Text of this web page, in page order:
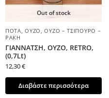
Out of stock
ΠΟΤΆ,ΟΎΖΟ ,ΟΎΖΟ – ΤΣΊΠΟΥΡΟ –
ΡΑΚΉ
ΓΙΑΝΝΑΤΣΗ, ΟΥΖΟ, RETRO,
(0,7Lt)
12,30€
Διαβάστε περισσότερα